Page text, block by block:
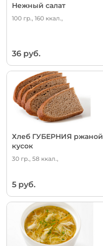
Нежный салат
100 гр., 160 ккал.,
36 руб.
Хлеб ГУБЕРНИЯ ржаной
кусок
30 гр., 58 ккал.,
5 руб.